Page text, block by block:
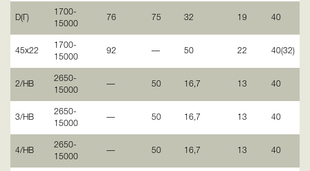
D(Г)
1700-
15000
76 75 32 19 40
45х22
1700-
15000
92 — 50 22 40(32)
2/НВ
2650-
15000
— 50 16,7 13 40
3/НВ
2650-
15000
— 50 16,7 13 40
4/НВ
2650-
15000
— 50 16,7 13 40